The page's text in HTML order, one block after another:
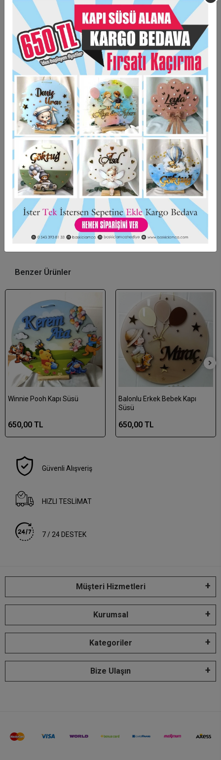
Şeffaf Kapı süsü 30* 30 cm ebadındadır.
Renklerde %3 + - renk farkı olabilmektedir.
Taksit Seçenekleri
Garanti Ve Teslimat
Hızlı Gönderi Güvenli Alışveriş İade ve Değişim
Bu ürün için henüz yorum yapılmadı.
Yorum Yap
Benzer Ürünler
Winnie Pooh Kapı Süsü
650,00 TL
Balonlu Erkek Bebek Kapı
Süsü
650,00 TL
Güvenli Alışveriş
HIZLI TESLİMAT
7 / 24 DESTEK
Müşteri Hizmetleri
Kurumsal
Kategoriler
Bize Ulaşın